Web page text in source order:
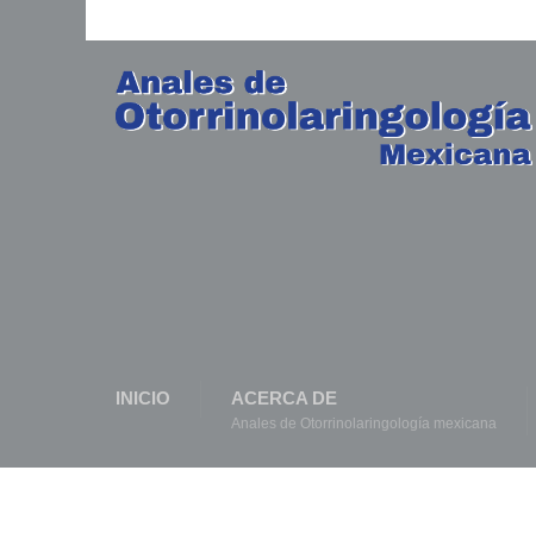
INICIO ACERCA DE
Anales de Otorrinolaringología mexicana